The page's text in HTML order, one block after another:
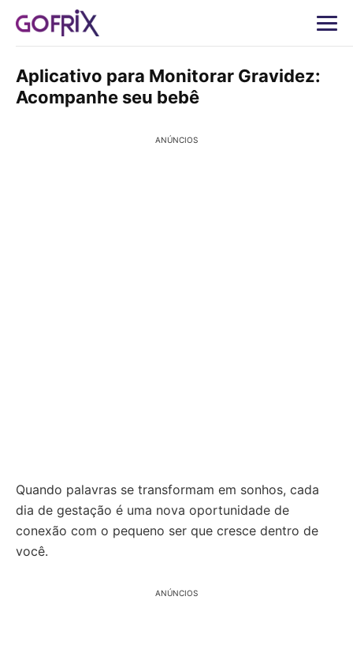
Aplicativo para Monitorar Gravidez:
Acompanhe seu bebê
ANÚNCIOS
Quando palavras se transformam em sonhos, cada
dia de gestação é uma nova oportunidade de
conexão com o pequeno ser que cresce dentro de
você.
ANÚNCIOS